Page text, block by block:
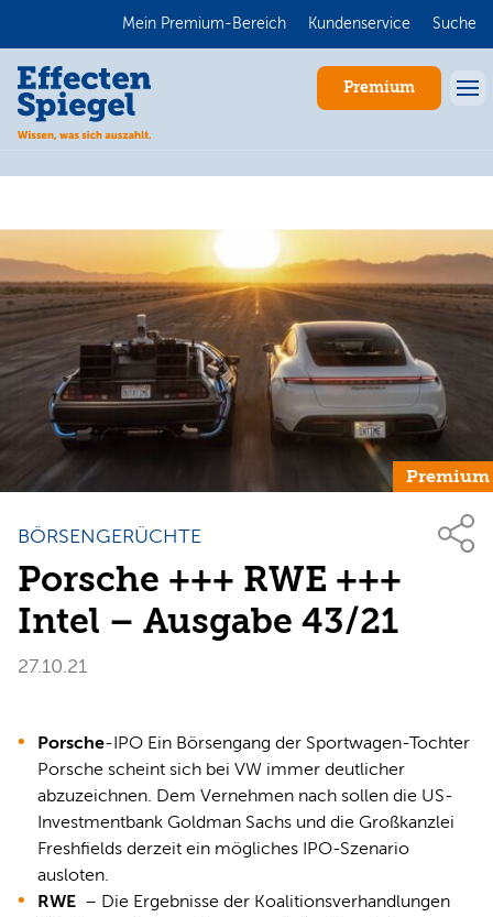
Mein Premium-Bereich Kundenservice Suche
Premium
Premium
BÖRSENGERÜCHTE
Porsche +++ RWE +++
Intel – Ausgabe 43/21
27.10.21
Porsche-IPO Ein Börsengang der Sportwagen-Tochter
Porsche scheint sich bei VW immer deutlicher
abzuzeichnen. Dem Vernehmen nach sollen die US-
Investmentbank Goldman Sachs und die Großkanzlei
Freshfields derzeit ein mögliches IPO-Szenario
ausloten.
RWE – Die Ergebnisse der Koalitionsverhandlungen
Anmelden